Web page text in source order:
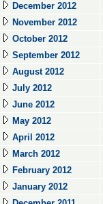
December 2012
November 2012
October 2012
September 2012
August 2012
July 2012
June 2012
May 2012
April 2012
March 2012
February 2012
January 2012